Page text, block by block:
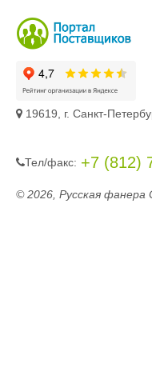
19619, г. Санкт-
Тел/фaкc: +7 (812)
© 2026, Русская фанера